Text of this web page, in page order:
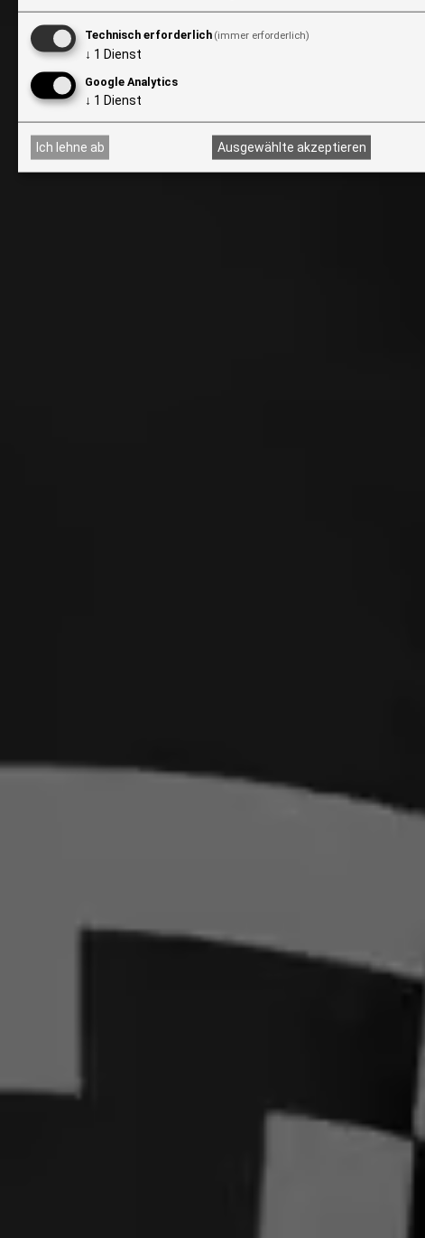
Technisch erforderlich (immer erforderlich)
↓ 1 Dienst
Google Analytics
↓ 1 Dienst
Ich lehne ab Ausgewählte akzeptieren